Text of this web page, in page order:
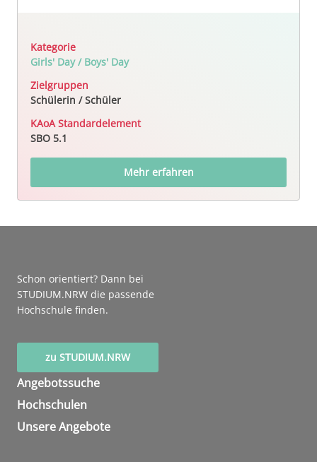
Kategorie
Girls' Day / Boys' Day
Zielgruppen
Schülerin / Schüler
KAoA Standardelement
SBO 5.1
Mehr erfahren
Schon orientiert? Dann bei
STUDIUM.NRW die passende
Hochschule finden.
zu STUDIUM.NRW
Angebotssuche
Hochschulen
Unsere Angebote